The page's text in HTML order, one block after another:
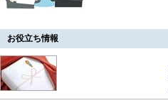
お役立ち情報